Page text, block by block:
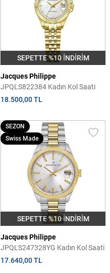
SEPETTE %10 İNDİRİM
Jacques Philippe
JPQLS822384 Kadın Kol Saati
18.500,00 TL
SEPETTE %10 İNDİRİM
SEZON
Swiss Made
Jacques Philippe
JPQLS247328YG Kadın Kol Saati
17.640,00 TL